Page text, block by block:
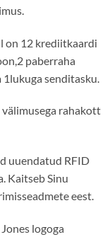
on 12 krediitkaardi
paberraha
senditasku.
rahakott
uuendatud RFID
Kaitseb Sinu
eest.
logoga